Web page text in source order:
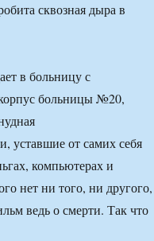
сквозная дыра в
в больницу с
больницы №20,
уставшие от самих себя
компьютерах и
нет ни того, ни другого,
ведь о смерти. Так что